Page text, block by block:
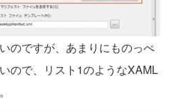
のですが、あまりにものっぺ
ので、リスト1のようなXAML